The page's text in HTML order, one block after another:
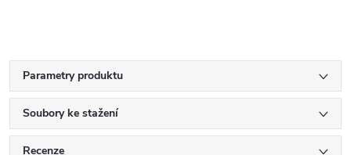
Parametry produktu
Soubory ke stažení
Recenze